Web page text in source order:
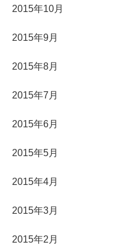
2015年10月
2015年9月
2015年8月
2015年7月
2015年6月
2015年5月
2015年4月
2015年3月
2015年2月